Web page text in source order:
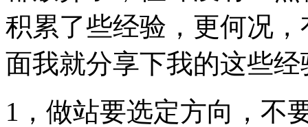
积累了些经验，更何况
面我就分享下我的这些
1，做站要选定方向，不